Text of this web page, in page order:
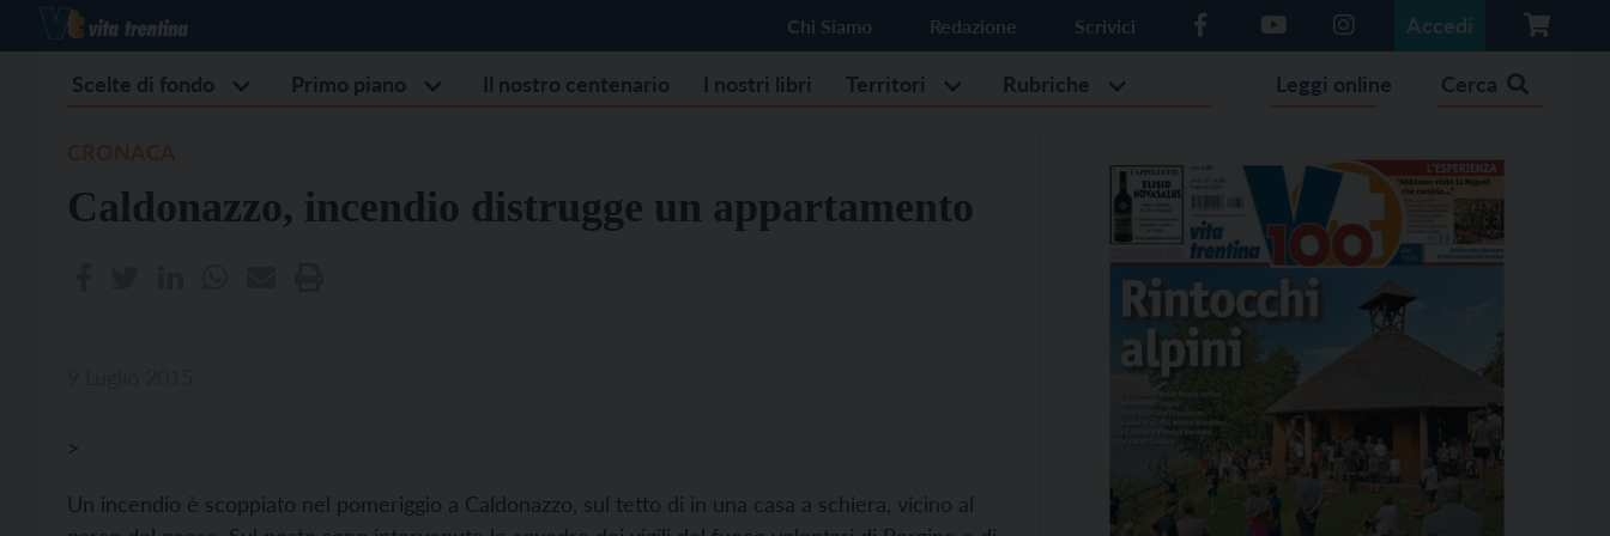
Chi Siamo Redazione Scrivici Accedi
Scelte di fondo Primo piano Il nostro centenario I nostri libri Territori Rubriche Leggi online Cerca
Caldonazzo, incendio distrugge un appartamento
>
Un incendio è scoppiato nel pomeriggio a Caldonazzo, sul tetto di in una casa a schiera, vicino al